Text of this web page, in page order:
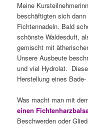
Meine
beschäftigten sich
Fichtennadeln. Bald
schönste Waldesduft,
gemischt mit
Unsere Ausbeute
und viel Hydrolat.
Herstellung eines
Was macht man mit
einen
Beschwerden oder